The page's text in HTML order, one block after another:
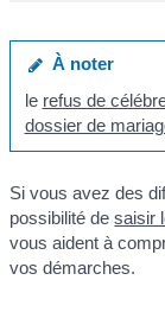
À noter
le refus de
dossier de
Si vous avez des
possibilité desaisir
vous aident à
vos démarches.